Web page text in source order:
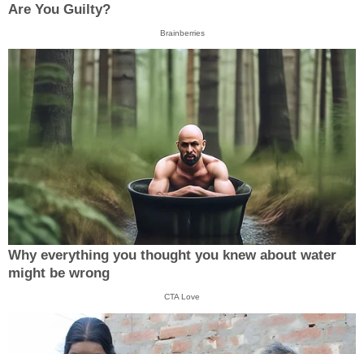
Are You Guilty?
Brainberries
Why everything you thought you knew about water
might be wrong
CTA Love